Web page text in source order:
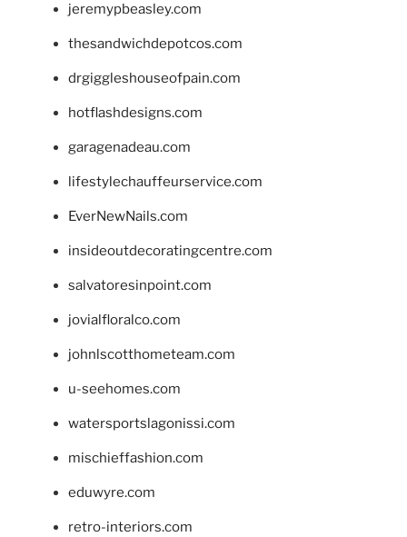
jeremypbeasley.com
thesandwichdepotcos.com
drgiggleshouseofpain.com
hotflashdesigns.com
garagenadeau.com
lifestylechauffeurservice.com
EverNewNails.com
insideoutdecoratingcentre.com
salvatoresinpoint.com
jovialfloralco.com
johnlscotthometeam.com
u-seehomes.com
watersportslagonissi.com
mischieffashion.com
eduwyre.com
retro-interiors.com